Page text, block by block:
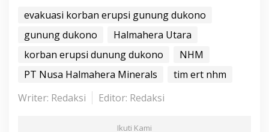
.
.
.
at
s
A
p
p
e
b
o
o
k
itt
er
ss
e
n
g
er
e ai
l
ar
e
evakuasi korban erupsi gunung dukono
gunung dukono
Halmahera Utara
korban erupsi dunung dukono
NHM
PT Nusa Halmahera Minerals
tim ert nhm
Writer: Redaksi
Editor: Redaksi
Ikuti Kami